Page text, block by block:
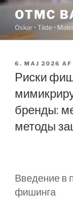
Videre
indhold
OTMC
Oskar • Tilde •
UDGIVET
DEN
6. MAJ 2026 AF
Риски
бренды:
методы
Введение в
фишинга